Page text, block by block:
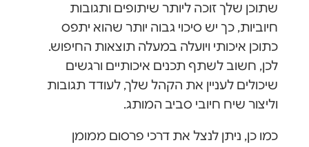
שתוכן שלך זוכה ליותר שיתופים ותגובות
חיוביות, כך יש סיכוי גבוה יותר שהוא יתפס
כתוכן איכותי ויועלה במעלה תוצאות החיפוש.
לכן, חשוב לשתף תכנים איכותיים ורגשים
שיכולים לעניין את הקהל שלך, לעודד תגובות
וליצור שיח חיובי סביב המותג.
כמו כן, ניתן לנצל את דרכי פרסום ממומן